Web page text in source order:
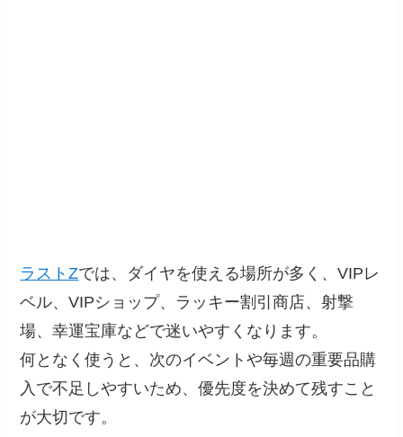
ラストZでは、ダイヤを使える場所が多く、VIPレ
ベル、VIPショップ、ラッキー割引商店、射撃
場、幸運宝庫などで迷いやすくなります。
何となく使うと、次のイベントや毎週の重要品購
入で不足しやすいため、優先度を決めて残すこと
が大切です。